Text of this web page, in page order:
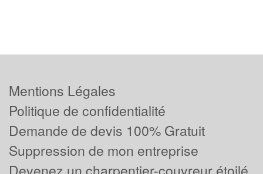
Mentions Légales
Politique de confidentialité
Demande de devis 100% Gratuit
Suppression de mon entreprise